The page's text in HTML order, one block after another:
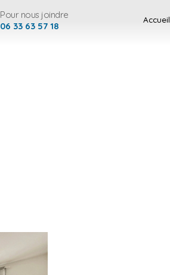
06 33 63 57 18
Pour nous joindre Accueil